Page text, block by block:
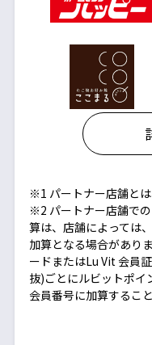
※1 パートナー店舗とは
※2 パートナー店舗で
算は、店舗によっては
加算となる場合があり
ードまたはLu Vit 会員
抜)ごとにルビットポイ
会員番号に加算するこ